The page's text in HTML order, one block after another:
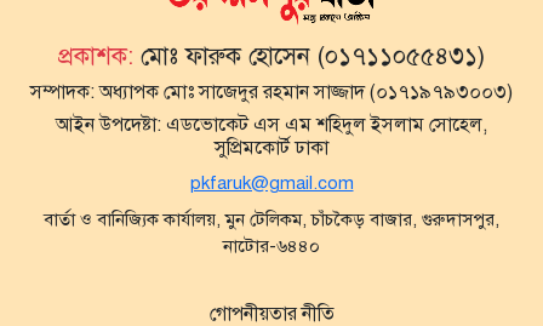
প্রকাশক: মোঃ ফারুক হোসেন (০১৭১১০৫৫৪৩১)
সম্পাদক:অধ্যাপক মোঃ সাজেদুর রহমান সাজ্জাদ (০১৭১৯৭৯৩০০৩)
আইন উপদেষ্টা: এডভোকেট এস এম শহিদুল ইসলাম সোহেল,
সুপ্রিমকোর্ট ঢাকা
pkfaruk@gmail.com
বার্তা ও বানিজ্যিক কার্যালয়, মুন টেলিকম, চাঁচকৈড় বাজার, গুরুদাসপুর,
নাটোর-৬৪৪০
গোপনীয়তার নীতি